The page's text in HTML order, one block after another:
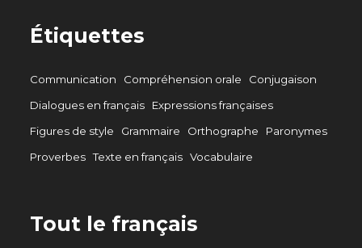
Étiquettes
Communication Compréhension orale
Conjugaison
Dialogues en français
Expressions françaises
Figures de style
Grammaire Orthographe
Paronymes
Proverbes Texte en français Vocabulaire
Tout le français